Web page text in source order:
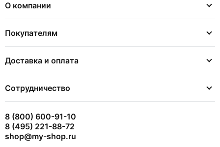
О компании
Покупателям
Доставка и оплата
Сотрудничество
8 (800) 600-91-10
8 (495) 221-88-72
shop@my-shop.ru